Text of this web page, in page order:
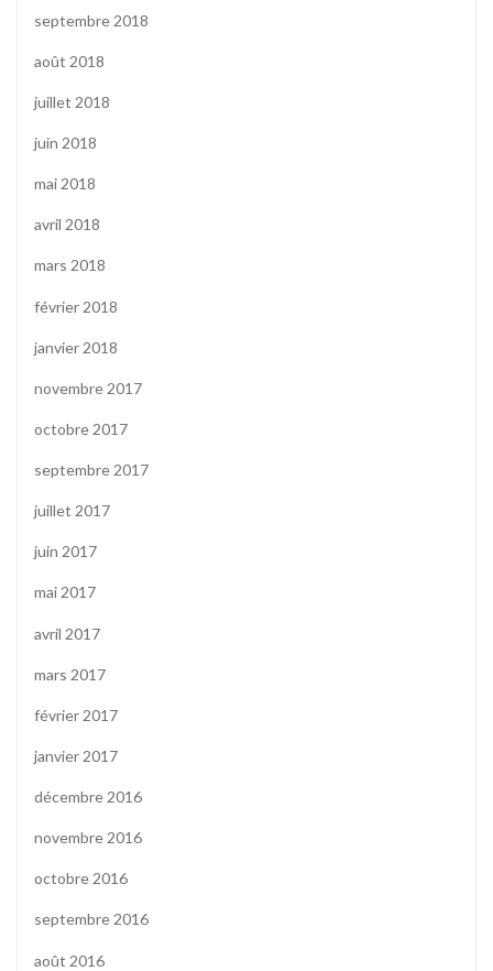
septembre 2018
août 2018
juillet 2018
juin 2018
mai 2018
avril 2018
mars 2018
février 2018
janvier 2018
novembre 2017
octobre 2017
septembre 2017
juillet 2017
juin 2017
mai 2017
avril 2017
mars 2017
février 2017
janvier 2017
décembre 2016
novembre 2016
octobre 2016
septembre 2016
août 2016